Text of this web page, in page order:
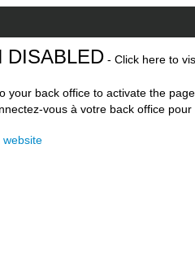
DISABLED - Click here to
your back office to activate the
vous à votre back office
website